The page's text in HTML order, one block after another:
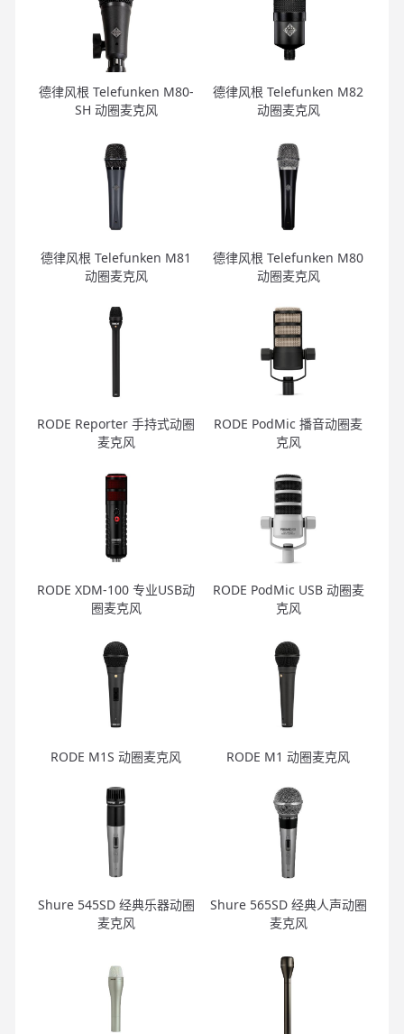
德律风根 Telefunken M80-
SH 动圈麦克风
德律风根 Telefunken M82
动圈麦克风
德律风根 Telefunken M81
动圈麦克风
德律风根 Telefunken M80
动圈麦克风
RODE Reporter 手持式动圈
麦克风
RODE PodMic 播音动圈麦
克风
RODE XDM-100 专业USB动
圈麦克风
RODE PodMic USB 动圈麦
克风
RODE M1S 动圈麦克风 RODE M1 动圈麦克风
Shure 545SD 经典乐器动圈
麦克风
Shure 565SD 经典人声动圈
麦克风